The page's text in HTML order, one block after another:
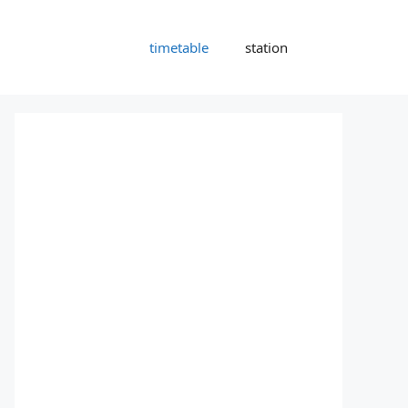
timetable station